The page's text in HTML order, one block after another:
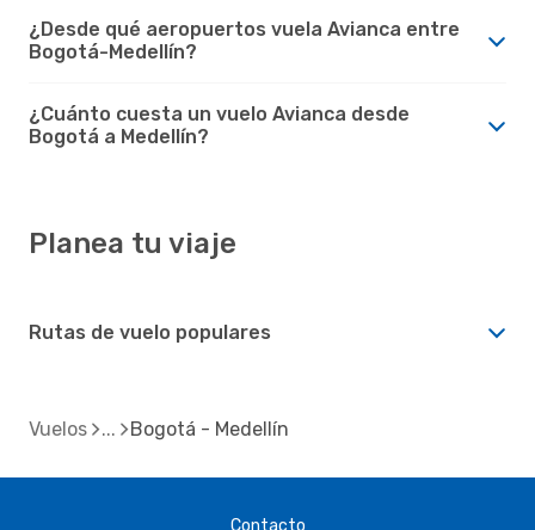
¿Desde qué aeropuertos vuela Avianca entre
Bogotá-Medellín?
¿Cuánto cuesta un vuelo Avianca desde
Bogotá a Medellín?
Planea tu viaje
Rutas de vuelo populares
Vuelos Bogotá - Medellín
Contacto